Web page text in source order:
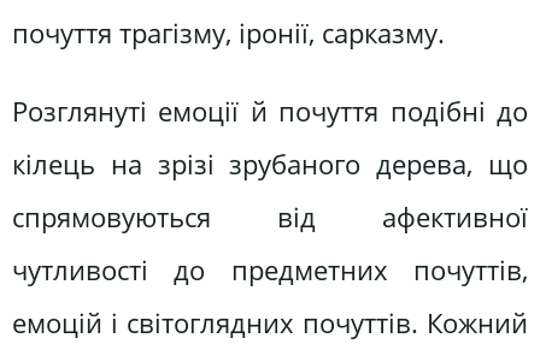
почуття трагізму, іронії, сарказму.
Розглянуті емоції й почуття подібні до
кілець на зрізі зрубаного дерева, що
спрямовуються від афективної
чутливості до предметних почуттів,
емоцій і світоглядних почуттів. Кожний